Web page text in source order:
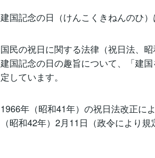
建国記念の日（けんこくきねんのひ
国民の祝日に関する法律（祝日法、
建国記念の日の趣旨について、「建
定しています。
1966年（昭和41年）の祝日法改正に
（昭和42年）2月11日（政令により規